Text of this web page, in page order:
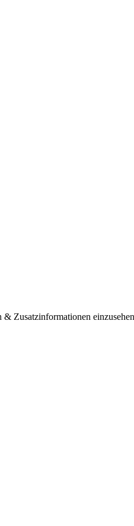
& Zusatzinformationen